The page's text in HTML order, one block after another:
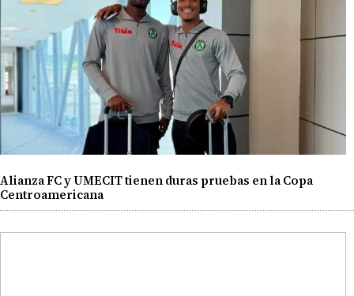
Alianza FC y UMECIT tienen duras pruebas en la Copa
Centroamericana